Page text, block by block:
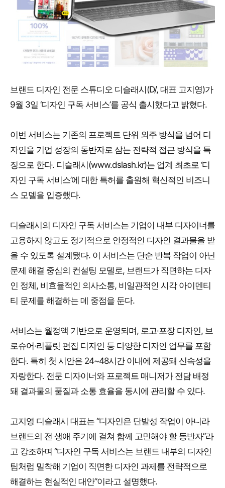
브랜드 디자인 전문 스튜디오 디슬래시(D/, 대표 고지영)가
9월 3일 ‘디자인 구독 서비스’를 공식 출시했다고 밝혔다.
이번 서비스는 기존의 프로젝트 단위 외주 방식을 넘어 디
자인을 기업 성장의 동반자로 삼는 전략적 접근 방식을 특
징으로 한다. 디슬래시(www.dslash.kr)는 업계 최초로 ‘디
자인 구독 서비스’에 대한 특허를 출원해 혁신적인 비즈니
스 모델을 입증했다.
디슬래시의 디자인 구독 서비스는 기업이 내부 디자이너를
고용하지 않고도 정기적으로 안정적인 디자인 결과물을 받
을 수 있도록 설계됐다. 이 서비스는 단순 반복 작업이 아닌
문제 해결 중심의 컨설팅 모델로, 브랜드가 직면하는 디자
인 정체, 비효율적인 의사소통, 비일관적인 시각 아이덴티
티 문제를 해결하는 데 중점을 둔다.
서비스는 월정액 기반으로 운영되며, 로고·포장 디자인, 브
로슈어·리플릿 편집 디자인 등 다양한 디자인 업무를 포함
한다. 특히 첫 시안은 24~48시간 이내에 제공돼 신속성을
자랑한다. 전문 디자이너와 프로젝트 매니저가 전담 배정
돼 결과물의 품질과 소통 효율을 동시에 관리할 수 있다.
고지영 디슬래시 대표는 “디자인은 단발성 작업이 아니라
브랜드의 전 생애 주기에 걸쳐 함께 고민해야 할 동반자”라
고 강조하며 “디자인 구독 서비스는 브랜드 내부의 디자인
팀처럼 밀착해 기업이 직면한 디자인 과제를 전략적으로
해결하는 현실적인 대안”이라고 설명했다.